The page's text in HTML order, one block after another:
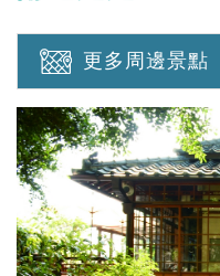
更多周邊景點